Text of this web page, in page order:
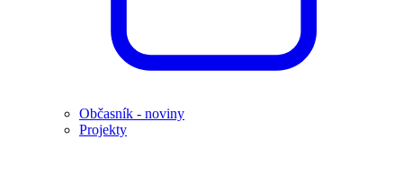
Občasník - noviny
Projekty